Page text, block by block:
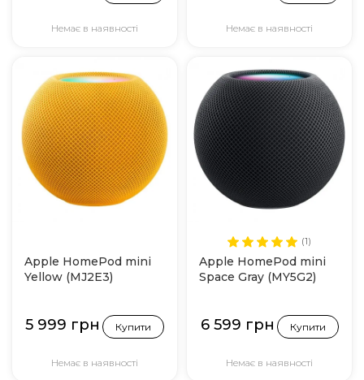
Немає в наявності Немає в наявності
Apple HomePod mini
Yellow (MJ2E3)
5 999 грн Купити
Немає в наявності
(1)
Apple HomePod mini
Space Gray (MY5G2)
6 599 грн Купити
Немає в наявності